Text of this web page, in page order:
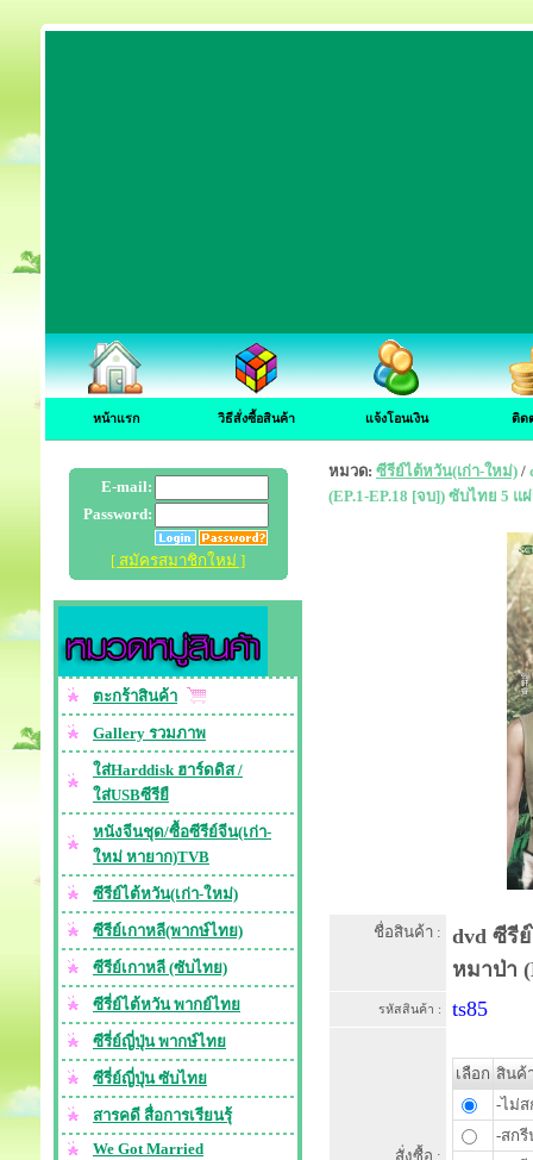
หน้าแรก วิธีสั่งซื้อสินค้า แจ้งโอนเงิน ติด
E-mail:
Password:
[ สมัครสมาชิกใหม่ ]
ตะกร้าสินค้า
Gallery รวมภาพ
ใส่Harddisk ฮาร์ดดิส /
ใส่USBซีรียื
หนังจีนชุด/ซื้อซีรีย์จีน(เก่า-
ใหม่ หายาก)TVB
ซีรีย์ไต้หวัน(เก่า-ใหม่)
ซีรีย์เกาหลี(พากษ์ไทย)
ซีรีย์เกาหลี (ซับไทย)
ซีรี่ย์ไต้หวัน พากย์ไทย
ซีรี่ย์ญี่ปุ่น พากษ์ไทย
ซีรี่ย์ญี่ปุ่น ซับไทย
สารคดี สื่อการเรียนรุ้
We Got Married
หมวด: ซีรีย์ไต้หวัน(เก่า-ใหม่) /
(EP.1-EP.18 [จบ]) ซับไทย 5 แ
ชื่อสินค้า :
dvd ซีรี
หมาป่า
รหัสสินค้า : ts85
สั่งซื้อ :
เลือก สินค้
-ไม่ส
-สกรี